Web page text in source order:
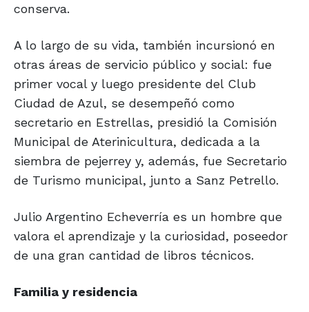
conserva.
A lo largo de su vida, también incursionó en
otras áreas de servicio público y social: fue
primer vocal y luego presidente del Club
Ciudad de Azul, se desempeñó como
secretario en Estrellas, presidió la Comisión
Municipal de Aterinicultura, dedicada a la
siembra de pejerrey y, además, fue Secretario
de Turismo municipal, junto a Sanz Petrello.
Julio Argentino Echeverría es un hombre que
valora el aprendizaje y la curiosidad, poseedor
de una gran cantidad de libros técnicos.
Familia y residencia